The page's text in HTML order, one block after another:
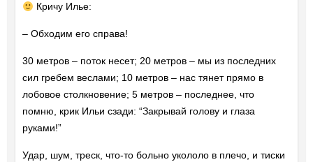
Кричу Илье:
– Обходим его справа!
30 метров – поток несет; 20 метров – мы из последних
сил гребем веслами; 10 метров – нас тянет прямо в
лобовое столкновение; 5 метров – последнее, что
помню, крик Ильи сзади: “Закрывай голову и глаза
руками!”
Удар, шум, треск, что-то больно укололо в плечо, и тиски